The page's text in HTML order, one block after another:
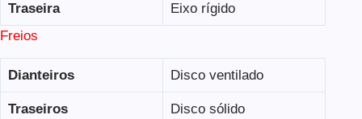
Traseira
Eixo rígido
Freios
Dianteiros Disco ventilado
Traseiros
Disco sólido